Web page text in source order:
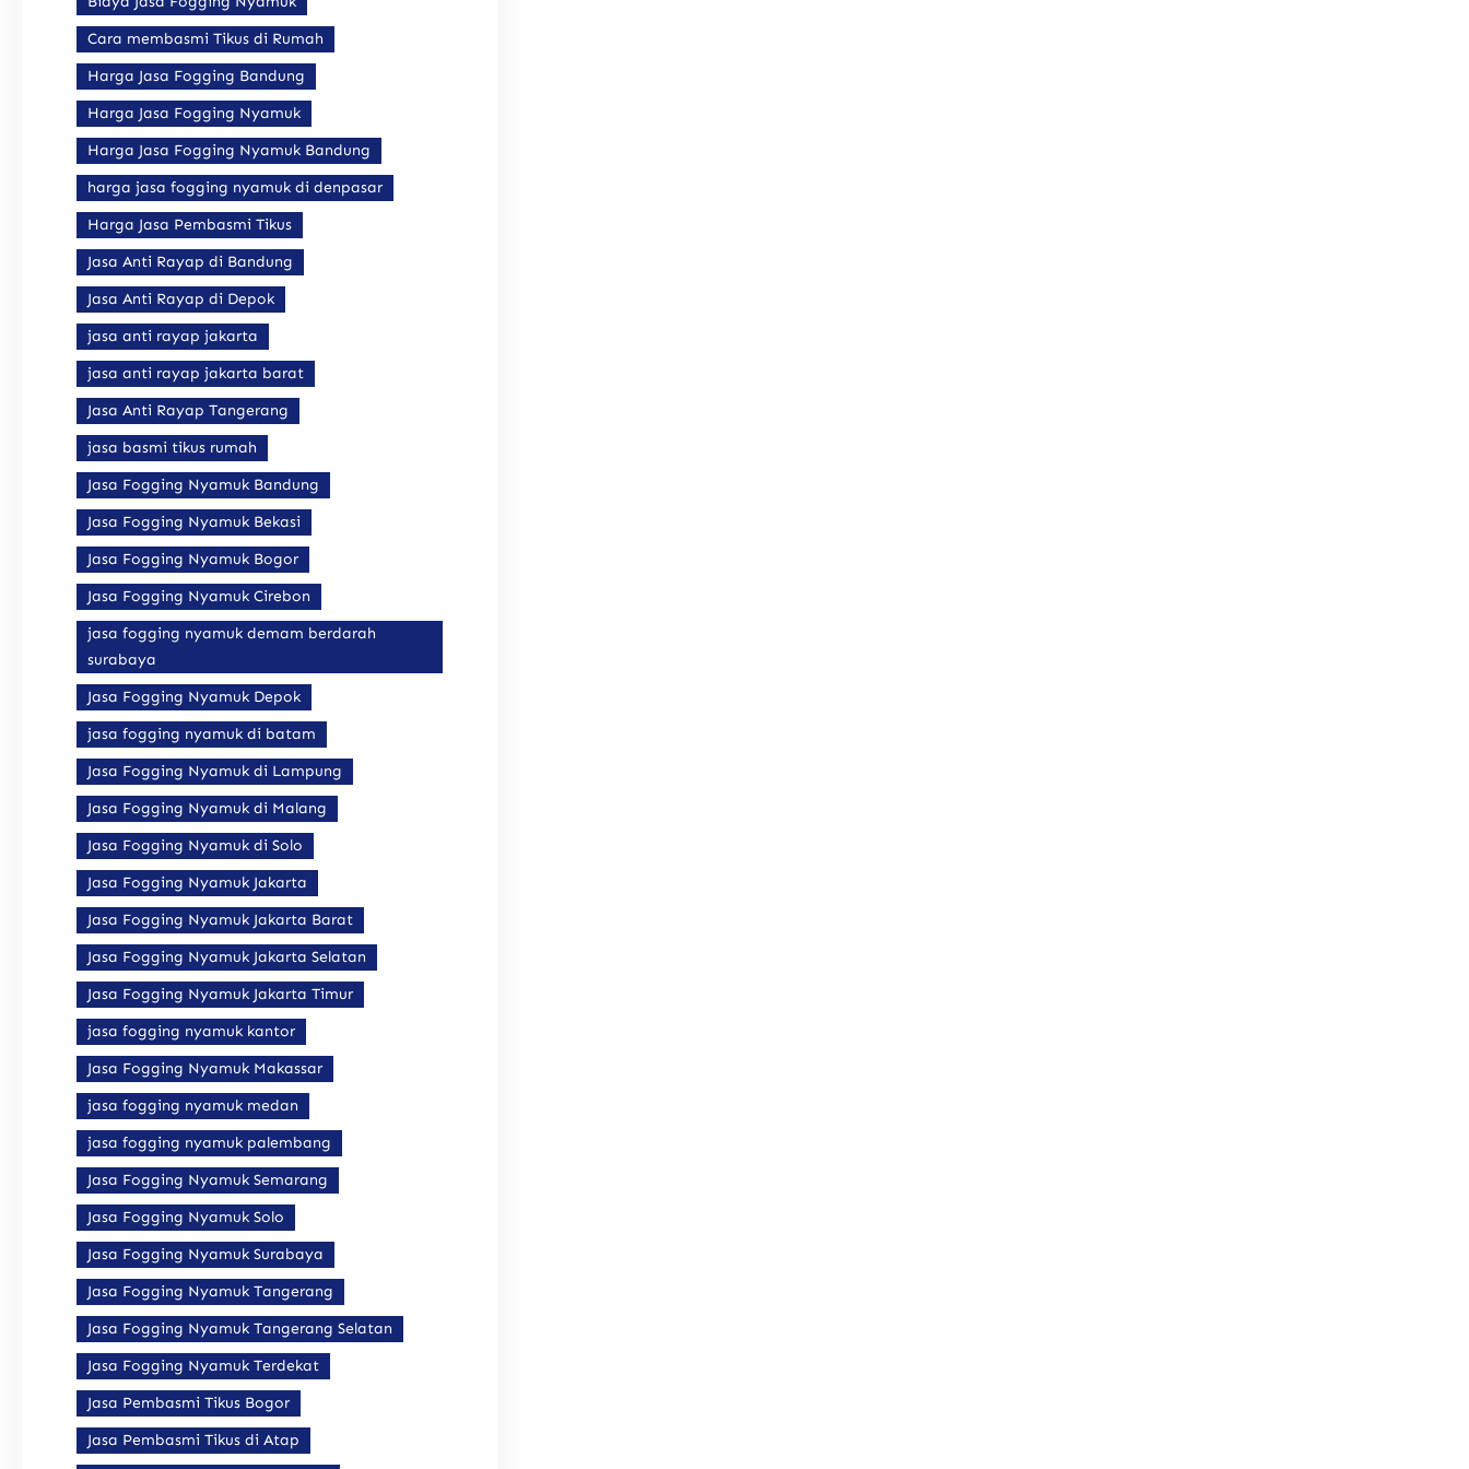
Cara membasmi Tikus di Rumah
Harga Jasa Fogging Bandung
Harga Jasa Fogging Nyamuk
Harga Jasa Fogging Nyamuk Bandung
harga jasa fogging nyamuk di denpasar
Harga Jasa Pembasmi Tikus
Jasa Anti Rayap di Bandung
Jasa Anti Rayap di Depok
jasa anti rayap jakarta
jasa anti rayap jakarta barat
Jasa Anti Rayap Tangerang
jasa basmi tikus rumah
Jasa Fogging Nyamuk Bandung
Jasa Fogging Nyamuk Bekasi
Jasa Fogging Nyamuk Bogor
Jasa Fogging Nyamuk Cirebon
jasa fogging nyamuk demam berdarah
surabaya
Jasa Fogging Nyamuk Depok
jasa fogging nyamuk di batam
Jasa Fogging Nyamuk di Lampung
Jasa Fogging Nyamuk di Malang
Jasa Fogging Nyamuk di Solo
Jasa Fogging Nyamuk Jakarta
Jasa Fogging Nyamuk Jakarta Barat
Jasa Fogging Nyamuk Jakarta Selatan
Jasa Fogging Nyamuk Jakarta Timur
jasa fogging nyamuk kantor
Jasa Fogging Nyamuk Makassar
jasa fogging nyamuk medan
jasa fogging nyamuk palembang
Jasa Fogging Nyamuk Semarang
Jasa Fogging Nyamuk Solo
Jasa Fogging Nyamuk Surabaya
Jasa Fogging Nyamuk Tangerang
Jasa Fogging Nyamuk Tangerang Selatan
Jasa Fogging Nyamuk Terdekat
Jasa Pembasmi Tikus Bogor
Jasa Pembasmi Tikus di Atap